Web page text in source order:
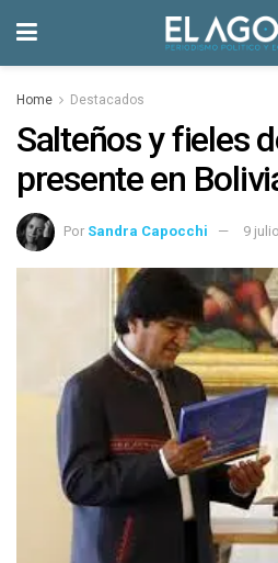
Home Destacados
Salteños y fieles
presente en
Por Sandra Capocchi 9